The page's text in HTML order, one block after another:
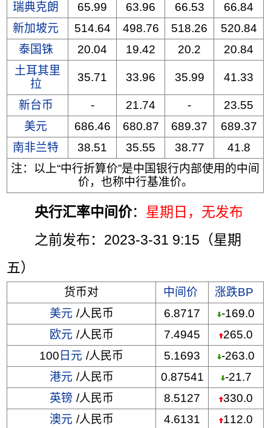
瑞典克朗 65.99 63.96 66.53
66.84
新加坡元
514.64 498.76 518.26
520.84
泰国铢
20.04 19.42 20.2
20.84
土耳其里
拉
35.71 33.96 35.99 41.33
新台币 - 21.74 -
23.55
美元
686.46 680.87 689.37
689.37
南非兰特
38.51 35.55 38.77
41.8
注：以上“中行折算价”是中国银行内部使用的中间
价，也称中行基准价。
央行汇率中间价： 星期日 ，无发布
之前发布：2023-3-31 9:15（星期
五）
货币对 中间价
涨跌BP
美元 /人民币 6.8717
-169.0
欧元 /人民币 7.4945
265.0
100 日元 /人民币 5.1693
-263.0
港元 /人民币 0.87541
-21.7
英镑 /人民币 8.5127
330.0
澳元 /人民币 4.6131
112.0